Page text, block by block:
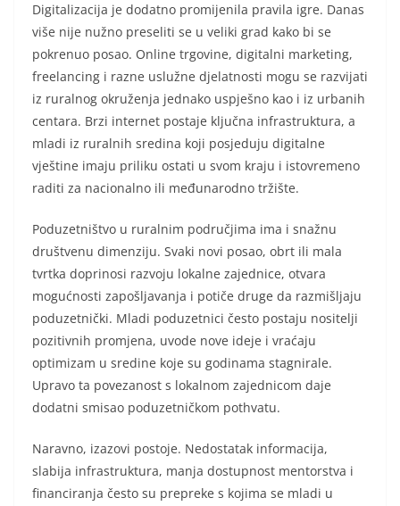
Digitalizacija je dodatno promijenila pravila igre. Danas
više nije nužno preseliti se u veliki grad kako bi se
pokrenuo posao. Online trgovine, digitalni marketing,
freelancing i razne uslužne djelatnosti mogu se razvijati
iz ruralnog okruženja jednako uspješno kao i iz urbanih
centara. Brzi internet postaje ključna infrastruktura, a
mladi iz ruralnih sredina koji posjeduju digitalne
vještine imaju priliku ostati u svom kraju i istovremeno
raditi za nacionalno ili međunarodno tržište.
Poduzetništvo u ruralnim područjima ima i snažnu
društvenu dimenziju. Svaki novi posao, obrt ili mala
tvrtka doprinosi razvoju lokalne zajednice, otvara
mogućnosti zapošljavanja i potiče druge da razmišljaju
poduzetnički. Mladi poduzetnici često postaju nositelji
pozitivnih promjena, uvode nove ideje i vraćaju
optimizam u sredine koje su godinama stagnirale.
Upravo ta povezanost s lokalnom zajednicom daje
dodatni smisao poduzetničkom pothvatu.
Naravno, izazovi postoje. Nedostatak informacija,
slabija infrastruktura, manja dostupnost mentorstva i
financiranja često su prepreke s kojima se mladi u